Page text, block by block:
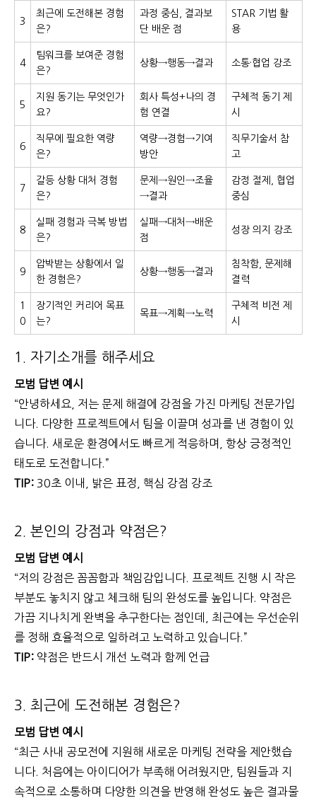
3
최근에 도전해본 경험
은?
과정 중심, 결과보
단 배운 점
STAR 기법 활
용
4
팀워크를 보여준 경험
은?
상황→행동→결과 소통·협업 강조
5
지원 동기는 무엇인가
요?
회사 특성+나의 경
험 연결
구체적 동기 제
시
6
직무에 필요한 역량
은?
역량→경험→기여
방안
직무기술서 참
고
7
갈등 상황 대처 경험
은?
문제→원인→조율
→결과
감정 절제, 협업
중심
8
실패 경험과 극복 방법
은?
실패→대처→배운
점
성장 의지 강조
9
압박받는 상황에서 일
한 경험은?
상황→행동→결과
침착함, 문제해
결력
1
0
장기적인 커리어 목표
는?
목표→계획→노력
구체적 비전 제
시
1. 자기소개를 해주세요
모범 답변 예시
“안녕하세요, 저는 문제 해결에 강점을 가진 마케팅 전문가입
니다. 다양한 프로젝트에서 팀을 이끌며 성과를 낸 경험이 있
습니다. 새로운 환경에서도 빠르게 적응하며, 항상 긍정적인
태도로 도전합니다.”
TIP: 30초 이내, 밝은 표정, 핵심 강점 강조
2. 본인의 강점과 약점은?
모범 답변 예시
“저의 강점은 꼼꼼함과 책임감입니다. 프로젝트 진행 시 작은
부분도 놓치지 않고 체크해 팀의 완성도를 높입니다. 약점은
가끔 지나치게 완벽을 추구한다는 점인데, 최근에는 우선순위
를 정해 효율적으로 일하려고 노력하고 있습니다.”
TIP: 약점은 반드시 개선 노력과 함께 언급
3. 최근에 도전해본 경험은?
모범 답변 예시
“최근 사내 공모전에 지원해 새로운 마케팅 전략을 제안했습
니다. 처음에는 아이디어가 부족해 어려웠지만, 팀원들과 지
속적으로 소통하며 다양한 의견을 반영해 완성도 높은 결과물